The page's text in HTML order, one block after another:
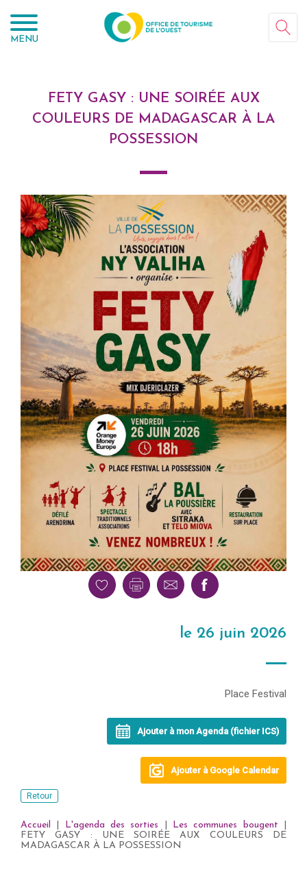
MENU
FETY GASY : UNE SOIRÉE AUX
COULEURS DE MADAGASCAR À LA
POSSESSION
le 26 juin 2026
Place Festival
Ajouter à mon Agenda (fichier ICS)
Ajouter à Google Calendar
Retour
Accueil L'agenda des sorties Les communes bougent
FETY GASY : UNE SOIRÉE AUX COULEURS DE
MADAGASCAR À LA POSSESSION